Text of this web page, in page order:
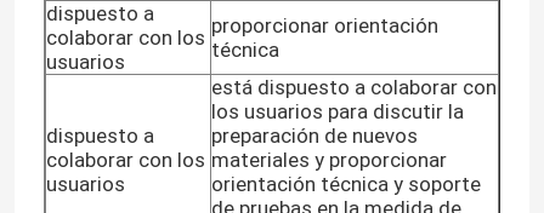
dispuesto a
colaborar con los
usuarios
proporcionar orientación
técnica
dispuesto a
colaborar con los
usuarios
está dispuesto a colaborar con
los usuarios para discutir la
preparación de nuevos
materiales y proporcionar
orientación técnica y soporte